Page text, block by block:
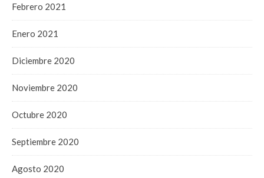
Febrero 2021
Enero 2021
Diciembre 2020
Noviembre 2020
Octubre 2020
Septiembre 2020
Agosto 2020